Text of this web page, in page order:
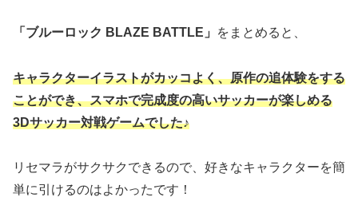
「 ブルーロック BLAZE BATTLE」 をまとめると、
キャラクターイラストがカッコよく、原作の追体験をする
ことができ、スマホで完成度の高いサッカーが楽しめる
3Dサッカー対戦ゲームでした♪
リセマラがサクサクできるので、好きなキャラクターを簡
単に引けるのはよかったです！